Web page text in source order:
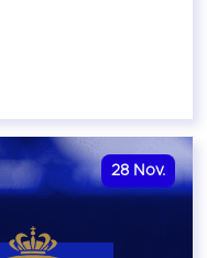
28 Nov.